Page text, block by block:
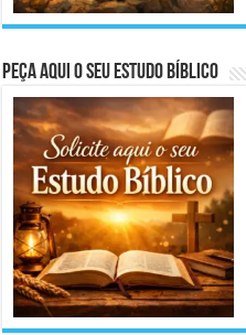
Peça aqui o seu Estudo Bíblico